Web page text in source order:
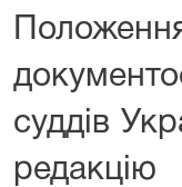
суддів